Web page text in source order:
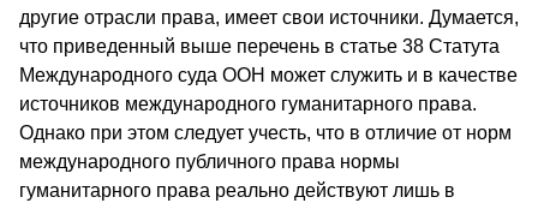
другие отрасли права, имеет свои источники. Думается,
что приведенный выше перечень в статье 38 Статута
Международного суда ООН может служить и в качестве
источников международного гуманитарного права.
Однако при этом следует учесть, что в отличие от норм
международного публичного права нормы
гуманитарного права реально действуют лишь в